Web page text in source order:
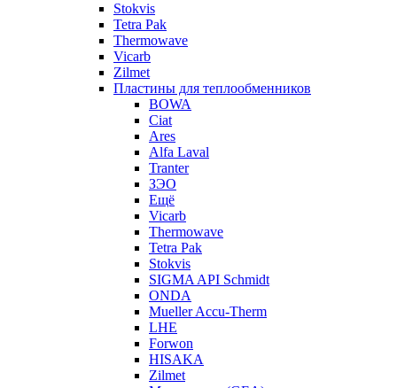
Stokvis
Tetra Pak
Thermowave
Vicarb
Zilmet
Пластины для теплообменников
BOWA
Ciat
Ares
Alfa Laval
Tranter
ЗЭО
Ещё
Vicarb
Thermowave
Tetra Pak
Stokvis
SIGMA API Schmidt
ONDA
Mueller Accu-Therm
LHE
Forwon
HISAKA
Zilmet